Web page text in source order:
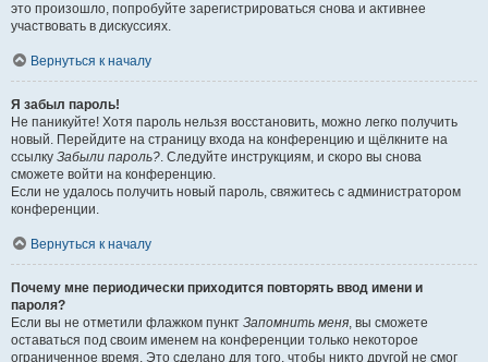
это произошло, попробуйте зарегистрироваться снова и активнее
участвовать в дискуссиях.
Вернуться к началу
Я забыл пароль!
Не паникуйте! Хотя пароль нельзя восстановить, можно легко получить
новый. Перейдите на страницу входа на конференцию и щёлкните на
ссылку Забыли пароль?. Следуйте инструкциям, и скоро вы снова
сможете войти на конференцию.
Если не удалось получить новый пароль, свяжитесь с администратором
конференции.
Вернуться к началу
Почему мне периодически приходится повторять ввод имени и
пароля?
Если вы не отметили флажком пункт Запомнить меня, вы сможете
оставаться под своим именем на конференции только некоторое
ограниченное время. Это сделано для того, чтобы никто другой не смог